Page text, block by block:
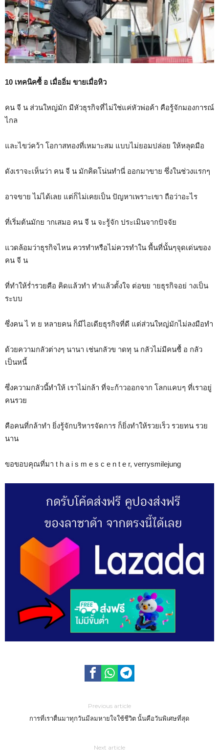
10 เทคนิคซื้ อ เมื่ออิ่ม ขายเมื่อหิว
คน จี น ส่วนใหญ่มัก มีหัวธุรกิจที่ไม่ใช่แค่หัวพ่อค้า คือรู้จักมองการณ์
ไกล
และไขว่คว้า โอกาสทองที่เหมาะสม แบบไม่ยอมปล่อย ให้หลุดมือ
ดังเราจะเห็นว่า คน จี น มักคิดโน่นทำนี่ ออกมาขาย ซึ่งในช่วงแรกๆ
อาจขาย ไม่ได้เลย แต่ก็ไม่เคยเป็น ปัญหาเพราะเขา ถือว่าอะไร
ที่เริ่มต้นมักย ากเสมอ คน จี น จะรู้จัก ประเมินจากปัจจัย
แวดล้อมว่าธุรกิจไหน ควรทำหรือไม่ควรทำใน พื้นที่นั้นๆจุดเด่นของ
คน จี น
ที่ทำให้ร่ำรวยคือ คิดแล้วทำ ทำแล้วตั้งใจ ต่อขย ายธุรกิจอย่ างเป็น
ระบบ
ซึ่งคน ไ ท ย หลายคน ก็มีไอเดียธุรกิจที่ดี แต่ส่วนใหญ่มักไม่ลงมือทำ
ด้วยความกลัวต่างๆ นานา เช่นกลัวข าดทุ น กลัวไม่มีคนซื้ อ กลัว
เป็นหนี้
ซึ่งความกลัวนี้ทำให้ เราไม่กล้า ที่จะก้าวออกจาก โลกแคบๆ ที่เราอยู่
คนรวย
คือคนที่กล้าทำ ยิ่งรู้จักบริหารจัดการ ก็ยิ่งทำให้รวยเร็ว รวยทน รวย
นาน
ขอขอบคุณที่มา t h a i s m e s c e n t e r, verrysmilejung
Previous article
การที่เราตื่นมาทุกวันมีลมหายใจใช้ชีวิต นั้นคือวันพิเศษที่สุด
Next article